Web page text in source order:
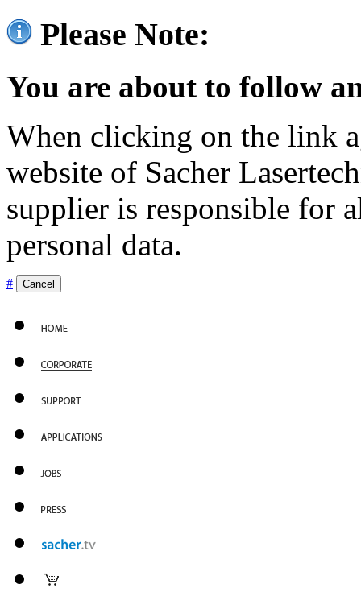
Please Note:
You are about to follow
When clicking on the link
website of Sacher
supplier is responsible for
personal data.
# Cancel